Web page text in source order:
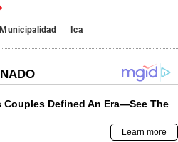
Municipalidad Ica